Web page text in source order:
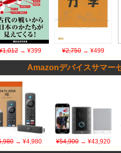
→ ¥399 ¥2,750 → ¥499
Amazonデバイスサマー
→ ¥4,980 ¥54,900→ ¥43,920